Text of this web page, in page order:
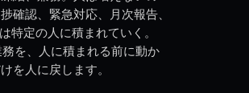
確認、緊急対応、月次報告、
特定の人に積まれていく。
を、人に積まれる前に動か
を人に戻します。